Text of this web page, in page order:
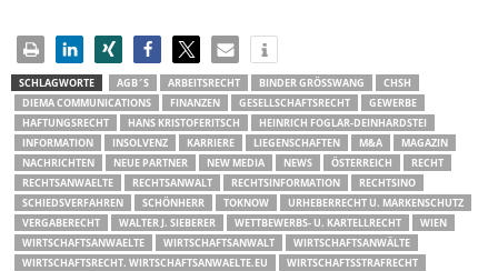
SCHLAGWORTE AGB´S ARBEITSRECHT BINDER GRÖSSWANG
CHSH
DIEMA COMMUNICATIONS
FINANZEN GESELLSCHAFTSRECHT
GEWERBE
HAFTUNGSRECHT
HANS KRISTOFERITSCH
HEINRICH FOGLAR-DEINHARDSTEI
INFORMATION
INSOLVENZ KARRIERE LIEGENSCHAFTEN M&A
MAGAZIN
NACHRICHTEN
NEUE PARTNER NEW MEDIA NEWS ÖSTERREICH
RECHT
RECHTSANWAELTE
RECHTSANWALT RECHTSINFORMATION
RECHTSINO
SCHIEDSVERFAHREN
SCHÖNHERR TOKNOW
URHEBERRECHT U. MARKENSCHUTZ
VERGABERECHT
WALTER J. SIEBERER WETTBEWERBS- U. KARTELLRECHT
WIEN
WIRTSCHAFTSANWAELTE
WIRTSCHAFTSANWALT
WIRTSCHAFTSANWÄLTE
WIRTSCHAFTSRECHT. WIRTSCHAFTSANWAELTE.EU
WIRTSCHAFTSSTRAFRECHT